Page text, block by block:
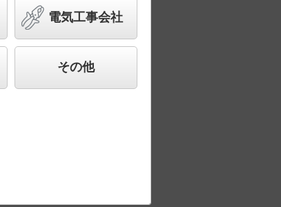
別売） Hf蛍光灯32形高出
ご要望にお応えできる商品群で
電気工事会社
その他